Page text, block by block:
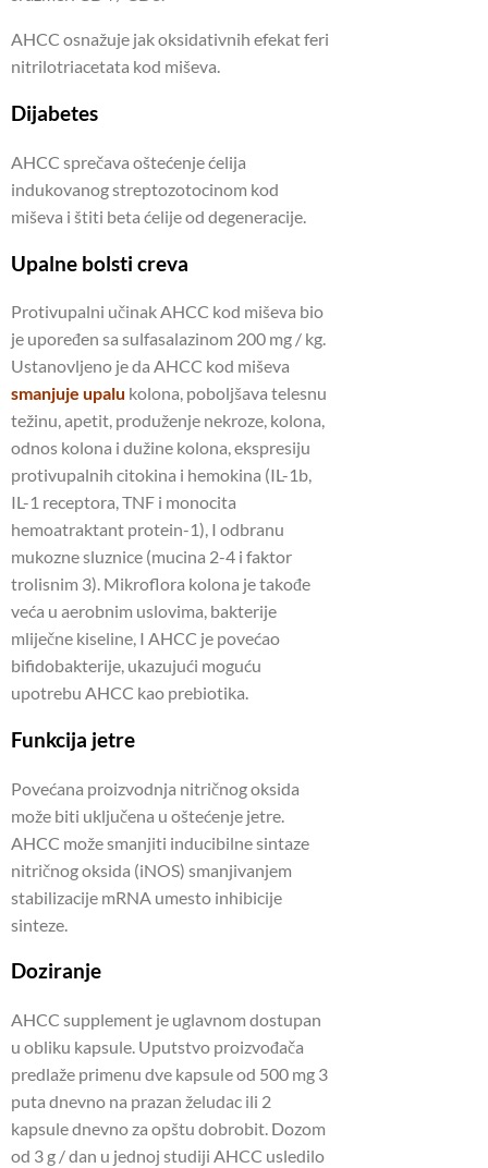
AHCC osnažuje jak oksidativnih efekat feri
nitrilotriacetata kod miševa.
Dijabetes
AHCC sprečava oštećenje ćelija
indukovanog streptozotocinom kod
miševa i štiti beta ćelije od degeneracije.
Upalne bolsti creva
Protivupalni učinak AHCC kod miševa bio
je upoređen sa sulfasalazinom 200 mg / kg.
Ustanovljeno je da AHCC kod miševa
smanjuje upalu kolona, poboljšava telesnu
težinu, apetit, produženje nekroze, kolona,
odnos kolona i dužine kolona, ekspresiju
protivupalnih citokina i hemokina (IL-1b,
IL-1 receptora, TNF i monocita
hemoatraktant protein-1), I odbranu
mukozne sluznice (mucina 2-4 i faktor
trolisnim 3). Mikroflora kolona je takođe
veća u aerobnim uslovima, bakterije
mliječne kiseline, I AHCC je povećao
bifidobakterije, ukazujući moguću
upotrebu AHCC kao prebiotika.
Funkcija jetre
Povećana proizvodnja nitričnog oksida
može biti uključena u oštećenje jetre.
AHCC može smanjiti inducibilne sintaze
nitričnog oksida (iNOS) smanjivanjem
stabilizacije mRNA umesto inhibicije
sinteze.
Doziranje
AHCC supplement je uglavnom dostupan
u obliku kapsule. Uputstvo proizvođača
predlaže primenu dve kapsule od 500 mg 3
puta dnevno na prazan želudac ili 2
kapsule dnevno za opštu dobrobit. Dozom
od 3 g / dan u jednoj studiji AHCC usledilo